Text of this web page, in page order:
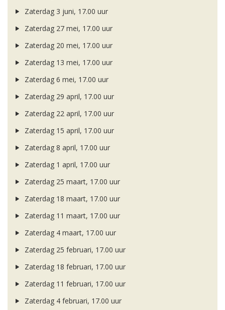
Zaterdag 3 juni, 17.00 uur
Zaterdag 27 mei, 17.00 uur
Zaterdag 20 mei, 17.00 uur
Zaterdag 13 mei, 17.00 uur
Zaterdag 6 mei, 17.00 uur
Zaterdag 29 april, 17.00 uur
Zaterdag 22 april, 17.00 uur
Zaterdag 15 april, 17.00 uur
Zaterdag 8 april, 17.00 uur
Zaterdag 1 april, 17.00 uur
Zaterdag 25 maart, 17.00 uur
Zaterdag 18 maart, 17.00 uur
Zaterdag 11 maart, 17.00 uur
Zaterdag 4 maart, 17.00 uur
Zaterdag 25 februari, 17.00 uur
Zaterdag 18 februari, 17.00 uur
Zaterdag 11 februari, 17.00 uur
Zaterdag 4 februari, 17.00 uur